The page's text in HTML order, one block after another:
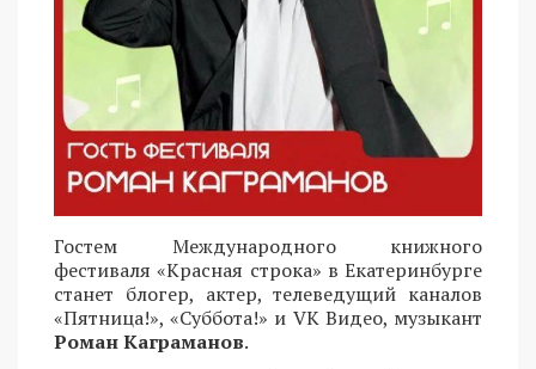
Гостем Международного книжного
фестиваля «Красная строка» в Екатеринбурге
станет блогер, актер, телеведущий каналов
«Пятница!», «Суббота!» и VK Видео, музыкант
Роман Каграманов.